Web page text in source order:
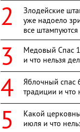
Злодейские
уже надоело
все
Медовый Спас 1
и что нельзя
Яблочный спас
традиции и что
Какой
июля и что